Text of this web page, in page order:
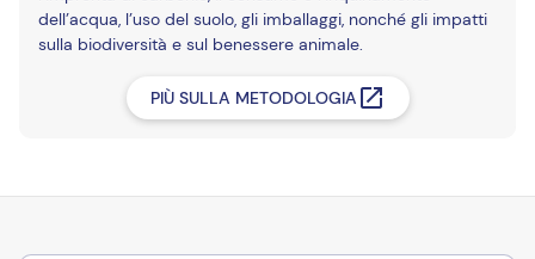
dell’acqua, l’uso del suolo, gli imballaggi, nonché gli impatti
sulla biodiversità e sul benessere animale.
PIÙ SULLA METODOLOGIA